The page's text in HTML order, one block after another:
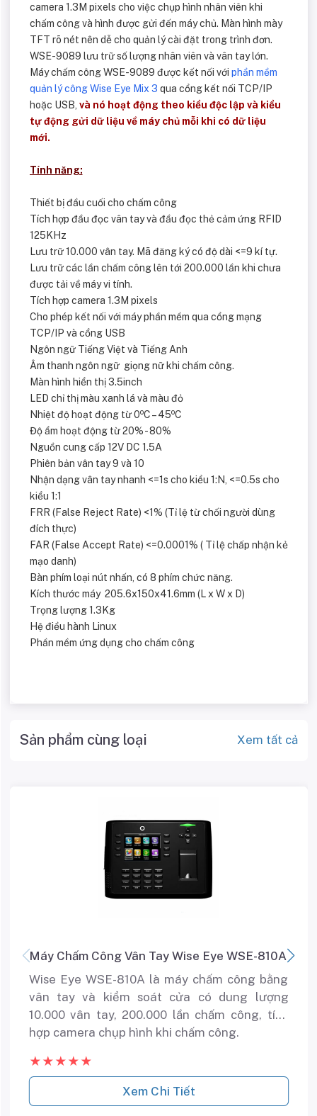
camera 1.3M pixels cho việc chụp hình nhân viên khi
chấm công và hình được gửi đến máy chủ. Màn hình mày
TFT rõ nét nên dễ cho quản lý cài đặt trong trình đơn.
WSE-9089 lưu trữ số lượng nhân viên và vân tay lớn.
Máy chấm công WSE-9089 được kết nối với phần mềm
quản lý công Wise Eye Mix 3 qua cổng kết nối TCP/IP
hoặc USB, và nó hoạt động theo kiểu độc lập và kiểu
tự động gửi dữ liệu về máy chủ mỗi khi có dữ liệu
mới.
Tính năng:
Thiết bị đầu cuối cho chấm công
Tích hợp đầu đọc vân tay và đầu đọc thẻ cảm ứng RFID
125KHz
Lưu trữ 10.000 vân tay. Mã đăng ký có độ dài <=9 kí tự.
Lưu trữ các lần chấm công lên tới 200.000 lần khi chưa
được tải về máy vi tính.
Tích hợp camera 1.3M pixels
Cho phép kết nối với máy phần mềm qua cổng mạng
TCP/IP và cổng USB
Ngôn ngữ Tiếng Việt và Tiếng Anh
Âm thanh ngôn ngữ giọng nữ khi chấm công.
Màn hình hiển thị 3.5inch
LED chỉ thị màu xanh lá và màu đỏ
Nhiệt độ hoạt động từ 0oC – 45oC
Độ ẩm hoạt động từ 20% - 80%
Nguồn cung cấp 12V DC 1.5A
Phiên bản vân tay 9 và 10
Nhận dạng vân tay nhanh <=1s cho kiểu 1:N, <=0.5s cho
kiểu 1:1
FRR (False Reject Rate) <1% (Tỉ lệ từ chối người dùng
đích thực)
FAR (False Accept Rate) <=0.0001% ( Tỉ lệ chấp nhận kẻ
mạo danh)
Bàn phím loại nút nhấn, có 8 phím chức năng.
Kích thước máy 205.6x150x41.6mm (L x W x D)
Trọng lượng 1.3Kg
Hệ điều hành Linux
Phần mềm ứng dụng cho chấm công
Sản phẩm cùng loại Xem tất cả
Máy Chấm Công Vân Tay Wise Eye WSE-810A
Wise Eye WSE-810A là máy chấm công bằng
vân tay và kiểm soát cửa có dung lượng
10.000 vân tay, 200.000 lần chấm công, tích
hợp camera chụp hình khi chấm công.
★★★★★
Xem Chi Tiết